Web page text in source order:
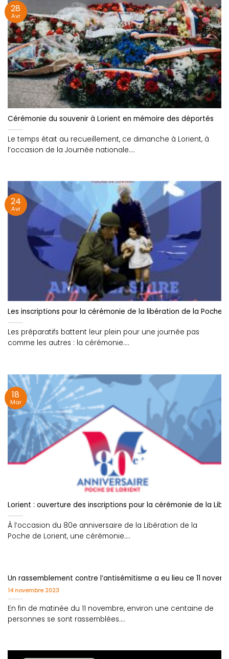
Cérémonie du souvenir à Lorient en mémoire des déportés
Le temps était au recueillement, ce dimanche à Lorient, à
l’occasion de la Journée nationale....
28
Avr
Les inscriptions pour la cérémonie de la libération de la Poche
Les préparatifs battent leur plein pour une journée pas
comme les autres : la cérémonie....
24
Avr
Lorient : ouverture des inscriptions pour la cérémonie de la
À l’occasion du 80e anniversaire de la Libération de la
Poche de Lorient, une cérémonie....
18
Mar
Un rassemblement contre l’antisémitisme a eu lieu ce 11
14 novembre 2023
En fin de matinée du 11 novembre, environ une centaine de
personnes se sont rassemblées....